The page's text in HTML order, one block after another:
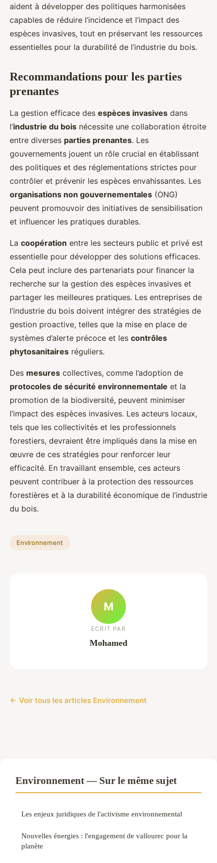
aident à développer des politiques harmonisées
capables de réduire l’incidence et l’impact des
espèces invasives, tout en préservant les ressources
essentielles pour la durabilité de l’industrie du bois.
Recommandations pour les parties
prenantes
La gestion efficace des espèces invasives dans
l’industrie du bois nécessite une collaboration étroite
entre diverses parties prenantes. Les
gouvernements jouent un rôle crucial en établissant
des politiques et des réglementations strictes pour
contrôler et prévenir les espèces envahissantes. Les
organisations non gouvernementales (ONG)
peuvent promouvoir des initiatives de sensibilisation
et influencer les pratiques durables.
La coopération entre les secteurs public et privé est
essentielle pour développer des solutions efficaces.
Cela peut inclure des partenariats pour financer la
recherche sur la gestion des espèces invasives et
partager les meilleures pratiques. Les entreprises de
l’industrie du bois doivent intégrer des stratégies de
gestion proactive, telles que la mise en place de
systèmes d’alerte précoce et les contrôles
phytosanitaires réguliers.
Des mesures collectives, comme l’adoption de
protocoles de sécurité environnementale et la
promotion de la biodiversité, peuvent minimiser
l’impact des espèces invasives. Les acteurs locaux,
tels que les collectivités et les professionnels
forestiers, devraient être impliqués dans la mise en
œuvre de ces stratégies pour renforcer leur
efficacité. En travaillant ensemble, ces acteurs
peuvent contribuer à la protection des ressources
forestières et à la durabilité économique de l’industrie
du bois.
Environnement
M
ECRIT PAR
Mohamed
← Voir tous les articles Environnement
Environnement — Sur le même sujet
Les enjeux juridiques de l'activisme environnemental
Nouvelles énergies : l'engagement de vallourec pour la
planète